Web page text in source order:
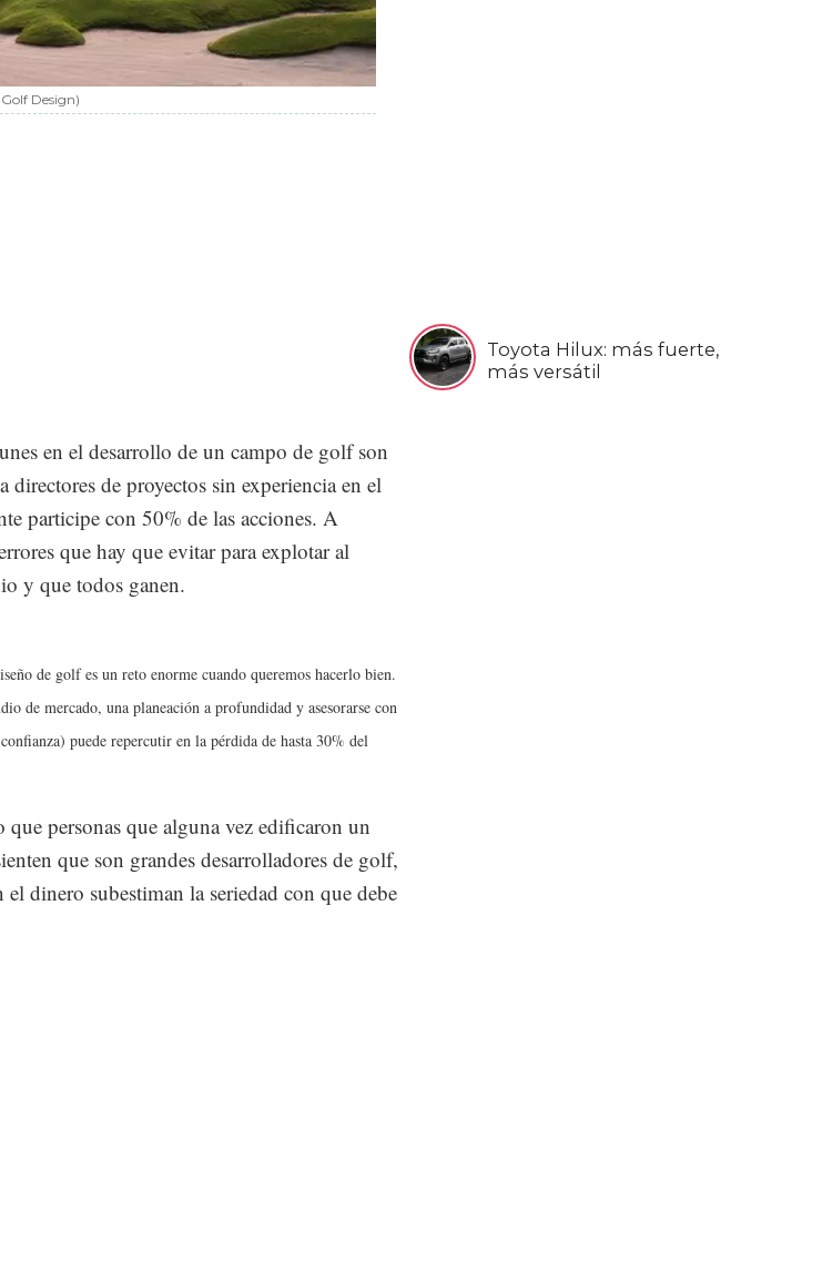
Toyota Hilux: más fuerte,
más versátil
Design)
en el desarrollo de un campo de golf son
directores de proyectos sin experiencia en el
participe con 50% de las acciones. A
que hay que evitar para explotar al
y que todos ganen.
de golf es un reto enorme cuando queremos hacerlo bien.
de mercado, una planeación a profundidad y asesorarse con
puede repercutir en la pérdida de hasta 30% del
personas que alguna vez edificaron un
que son grandes desarrolladores de golf,
dinero subestiman la seriedad con que debe